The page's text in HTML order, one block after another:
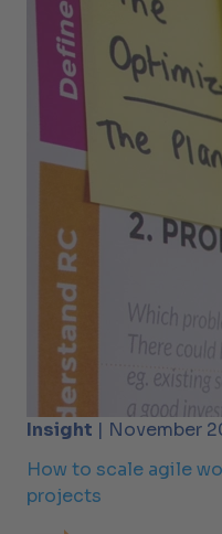
Insight | November
How to scale agile
projects